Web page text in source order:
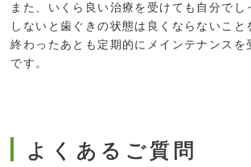
また、いくら良い治療を受けても自分でし
しないと歯ぐきの状態は良くならないこと
終わったあとも定期的にメインテナンスを
です。
よくあるご質問